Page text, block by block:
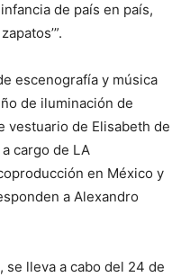
de país en país,
escenografía y música
de iluminación de
vestuario de Elisabeth de
cargo de LA
en México y
a Alexandro
se lleva a cabo del 24 de